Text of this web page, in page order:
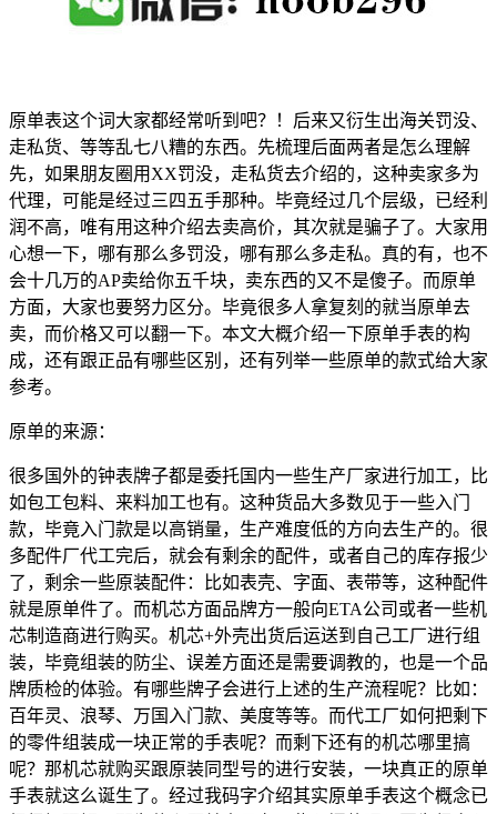
原单表这个词大家都经常听到吧？！后来又衍生出海关罚没、
走私货、等等乱七八糟的东西。先梳理后面两者是怎么理解
先，如果朋友圈用XX罚没，走私货去介绍的，这种卖家多为
代理，可能是经过三四五手那种。毕竟经过几个层级，已经利
润不高，唯有用这种介绍去卖高价，其次就是骗子了。大家用
心想一下，哪有那么多罚没，哪有那么多走私。真的有，也不
会十几万的AP卖给你五千块，卖东西的又不是傻子。而原单
方面，大家也要努力区分。毕竟很多人拿复刻的就当原单去
卖，而价格又可以翻一下。本文大概介绍一下原单手表的构
成，还有跟正品有哪些区别，还有列举一些原单的款式给大家
参考。
原单的来源：
很多国外的钟表牌子都是委托国内一些生产厂家进行加工，比
如包工包料、来料加工也有。这种货品大多数见于一些入门
款，毕竟入门款是以高销量，生产难度低的方向去生产的。很
多配件厂代工完后，就会有剩余的配件，或者自己的库存报少
了，剩余一些原装配件：比如表壳、字面、表带等，这种配件
就是原单件了。而机芯方面品牌方一般向ETA公司或者一些机
芯制造商进行购买。机芯+外壳出货后运送到自己工厂进行组
装，毕竟组装的防尘、误差方面还是需要调教的，也是一个品
牌质检的体验。有哪些牌子会进行上述的生产流程呢？比如：
百年灵、浪琴、万国入门款、美度等等。而代工厂如何把剩下
的零件组装成一块正常的手表呢？而剩下还有的机芯哪里搞
呢？那机芯就购买跟原装同型号的进行安装，一块真正的原单
手表就这么诞生了。经过我码字介绍其实原单手表这个概念已